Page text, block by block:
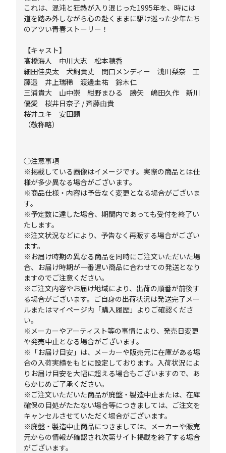
これは、混沌と狂熱が入り混じった1995年を、時には
道を踏み外しながら心の赴くままに駆け巡った少年たち
のアツい青春ストーリー！
【キャスト】
髙橋海人 中川大志 松本穂香
細田佳央太 犬飼貴丈 関口メンディー 浅川梨奈 工
藤遥 井上瑞稀 渡邊圭祐 鈴木仁
三浦貴大 山中崇 紺野まひる 勝矢 嶋田久作 新川
優愛 桜井日奈子 / 斉藤由貴
桜井ユキ 安田顕
（敬称略）
◯注意事項
※掲載している画像はイメージです。実際の商品とは仕
様が多少異なる場合がございます。
※商品仕様・内容は予告なく変更となる場合がございま
す。
※予定数に達した場合、期間内であっても受付を終了い
たします。
※注文状況などにより、予告なく再販する場合がござい
ます。
※お届け時期の異なる商品を同時にご注文いただいた場
合、お届け時期が一番遅い商品に合わせての発送となり
ますのでご注意ください。
※ご注文内容やお届け地域により、出荷の順番が前後す
る場合がございます。ご自身の出荷状況は発送完了メー
ルまたはマイページ内「購入履歴」よりご確認くださ
い。
※メーカーやアーティスト等の事情により、発売日変更
や発売中止となる場合がございます。
※「お届け目安」は、メーカーや販売元に在庫がある場
合の入荷実績をもとに設定しております。入荷状況によ
りお届け目安を大幅に超える場合もございますので、あ
らかじめご了承ください。
※ご注文いただいた商品が廃盤・製造中止または、在庫
確保の目処がたたない場合等につきましては、ご注文を
キャンセルさせていただく場合がございます。
※廃盤・製造中止商品につきましては、メーカーや販売
元からの情報が確認され次第サイト掲載を終了する場合
がございます。